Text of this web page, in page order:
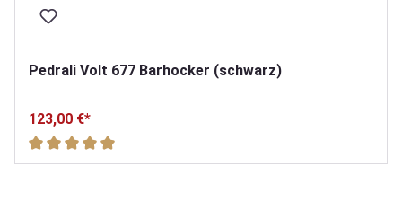
Pedrali Volt 677 Barhocker (schwarz)
123,00 €*
Durchschnittliche Bewertung von 5 von 5 Sternen